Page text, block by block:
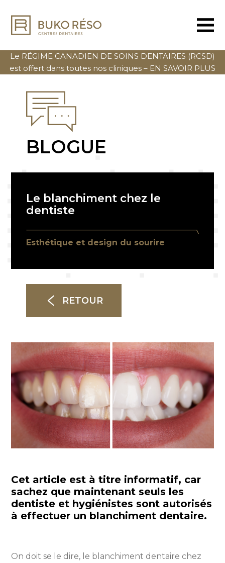
Le RÉGIME CANADIEN DE SOINS DENTAIRES (RCSD)
est offert dans toutes nos cliniques – EN SAVOIR PLUS
BLOGUE
Le blanchiment chez le
dentiste
Esthétique et design du sourire
RETOUR
Cet article est à titre informatif, car
sachez que maintenant seuls les
dentiste et hygiénistes sont autorisés
à effectuer un blanchiment dentaire.
On doit se le dire, le blanchiment dentaire chez